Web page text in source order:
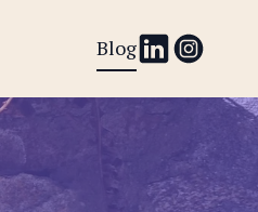
Blog